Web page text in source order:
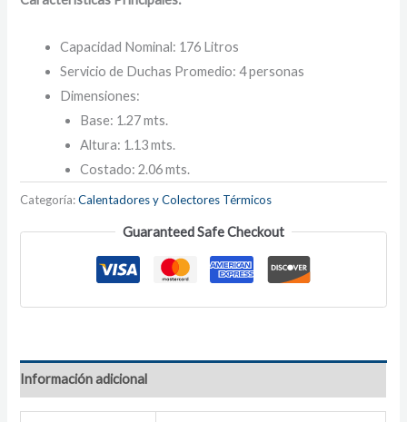
Capacidad Nominal: 176 Litros
Servicio de Duchas Promedio: 4 personas
Dimensiones:
Base: 1.27 mts.
Altura: 1.13 mts.
Costado: 2.06 mts.
Categoría:Calentadores y Colectores Térmicos
Guaranteed Safe Checkout
Información adicional